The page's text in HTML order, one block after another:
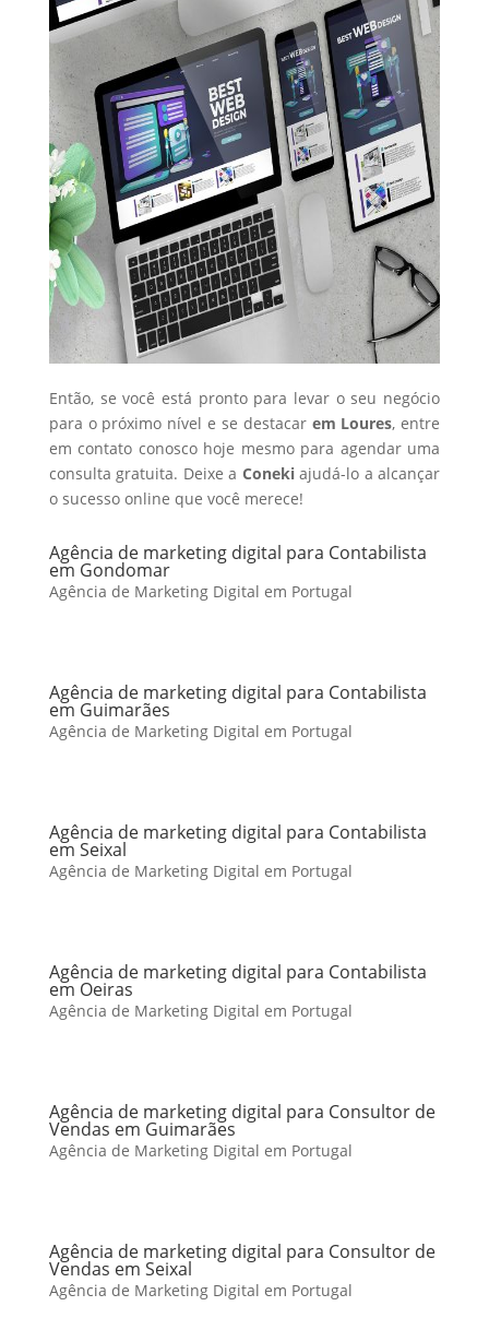
Então, se você está pronto para levar o seu negócio
para o próximo nível e se destacar em Loures, entre
em contato conosco hoje mesmo para agendar uma
consulta gratuita. Deixe a Conekiajudá-lo a alcançar
o sucesso online que você merece!
Agência de marketing digital para Contabilista
em Gondomar
Agência de Marketing Digital em Portugal
Agência de marketing digital para Contabilista
em Guimarães
Agência de Marketing Digital em Portugal
Agência de marketing digital para Contabilista
em Seixal
Agência de Marketing Digital em Portugal
Agência de marketing digital para Contabilista
em Oeiras
Agência de Marketing Digital em Portugal
Agência de marketing digital para Consultor de
Vendas em Guimarães
Agência de Marketing Digital em Portugal
Agência de marketing digital para Consultor de
Vendas em Seixal
Agência de Marketing Digital em Portugal